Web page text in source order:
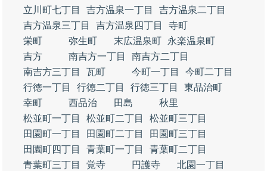
立川町七丁目
吉方温泉一丁目
吉方温泉二丁目
吉方温泉三丁目
吉方温泉四丁目
寺町
栄町
弥生町 末広温泉町
永楽温泉町
吉方
南吉方一丁目
南吉方二丁目
南吉方三丁目
瓦町 今町一丁目
今町二丁目
行徳一丁目
行徳二丁目 行徳三丁目
東品治町
幸町
西品治 田島
秋里
松並町一丁目
松並町二丁目
松並町三丁目
田園町一丁目
田園町二丁目
田園町三丁目
田園町四丁目
青葉町一丁目
青葉町二丁目
青葉町三丁目
覚寺 円護寺
北園一丁目